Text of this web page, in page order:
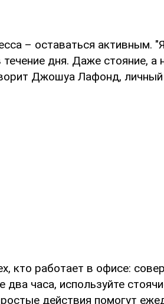
– оставаться активным.
дня. Даже стояние, а
Джошуа Лафонд, личный
кто работает в офисе:
часа, используйте
действия помогут